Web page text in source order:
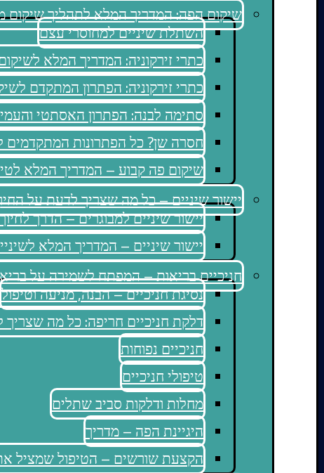
שיקום הפה: המדריך המלא לתהליך שיקום
השתלת שיניים למחוסרי עצם
כתרי זירקוניה: המדריך המלא
כתרי זירקוניה: הפתרון המתקדם
סתימה לבנה: הפתרון האסתטי
חסרה שן? כל הפתרונות
שיקום פה קבוע – המדריך המלא
יישור שיניים – כל מה שצריך לדעת על
יישור שיניים למבוגרים – הדרך
יישור שיניים – המדריך המלא
חניכיים בריאות – המפתח לשמירה על
נסיגת חניכיים – הבנה, מניעה וטיפול
דלקת חניכיים חריפה: כל מה
חניכיים נפוחות
טיפולי חניכיים
מחלות ודלקות סביב שתלים
היגיינת הפה – מדריך
הקצעת שורשים – הטיפול שמציל